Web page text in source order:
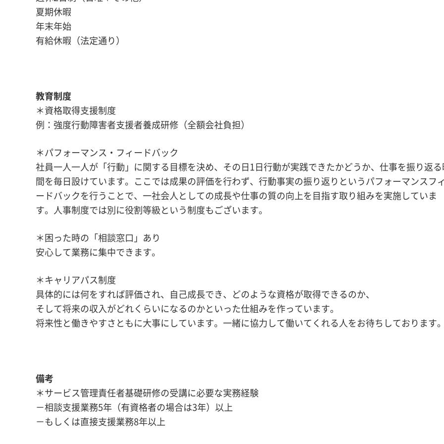
夏期休暇
年末年始
有給休暇（法定通り）
教育制度
＊資格取得支援制度
例：強度行動障害者支援者養成研修（全額会社負担）
＊パフォーマンス・フィードバック
社員一人一人が「行動」に関する目標を決め、その日1日行動が実践できたかどうか、仕事を振り返
間を毎日設けています。ここでは成果の評価を行わず、行動事実の振り返りというパフォーマンスフ
ードバックを行うことで、一社会人としての成長や仕事の質の向上を目指す取り組みを実施していま
す。人事制度では別に役割等級という制度もございます。
＊困った時の「相談窓口」あり
安心して業務に集中できます。
＊キャリアパス制度
具体的には何をすれば評価され、自己成長でき、どのような資格が取得できるのか、
そして将来の収入がどれくらいになるのかといった仕組みを作っています。
将来性と働きやすさともに大事にしています。一緒に協力して働いてくれる人をお待ちしております
備考
＊サービス管理責任者基礎研修の受講に必要な実務経験
－相談支援業務5年（有資格者の場合は3年）以上
－もしくは直接支援業務8年以上